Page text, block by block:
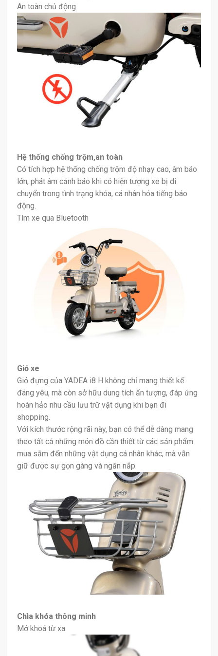
An toàn chủ động
Hệ thống chống trộm,an toàn
Có tích hợp hệ thống chống trộm độ nhạy cao, âm báo
lớn, phát âm cảnh báo khi có hiện tượng xe bị di
chuyển trong tình trạng khóa, cá nhân hóa tiếng báo
động.
Tìm xe qua Bluetooth
Giỏ xe
Giỏ đựng của YADEA i8 H không chỉ mang thiết kế
đáng yêu, mà còn sở hữu dung tích ấn tượng, đáp ứng
hoàn hảo nhu cầu lưu trữ vật dụng khi bạn đi
shopping.
Với kích thước rộng rãi này, bạn có thể dễ dàng mang
theo tất cả những món đồ cần thiết từ các sản phẩm
mua sắm đến những vật dụng cá nhân khác, mà vẫn
giữ được sự gọn gàng và ngăn nắp.
Chìa khóa thông minh
Mở khoá từ xa